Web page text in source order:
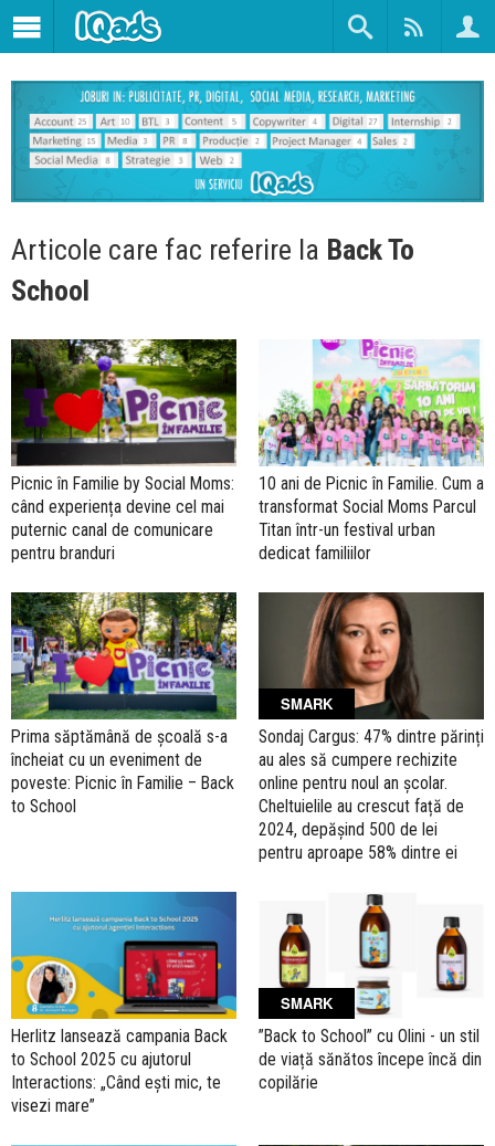
Articole care fac referire la Back To
School
Picnic în Familie by Social Moms:
când experiența devine cel mai
puternic canal de comunicare
pentru branduri
10 ani de Picnic în Familie. Cum a
transformat Social Moms Parcul
Titan într-un festival urban
dedicat familiilor
Prima săptămână de școală s-a
încheiat cu un eveniment de
poveste: Picnic în Familie – Back
to School
SMARK
Sondaj Cargus: 47% dintre părinți
au ales să cumpere rechizite
online pentru noul an școlar.
Cheltuielile au crescut față de
2024, depășind 500 de lei
pentru aproape 58% dintre ei
Herlitz lansează campania Back
to School 2025 cu ajutorul
Interactions: „Când ești mic, te
visezi mare”
SMARK
”Back to School” cu Olini - un stil
de viață sănătos începe încă din
copilărie